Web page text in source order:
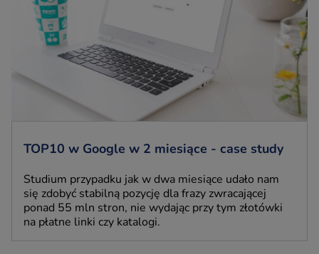
TOP10 w Google w 2 miesiące - case study
Studium przypadku jak w dwa miesiące udało nam
się zdobyć stabilną pozycję dla frazy zwracającej
ponad 55 mln stron, nie wydając przy tym złotówki
na płatne linki czy katalogi.